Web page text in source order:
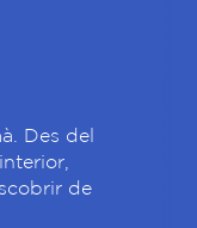
Des del
de